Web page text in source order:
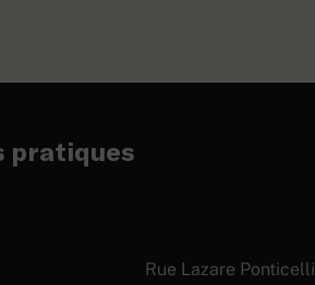
pratiques
Rue Lazare Ponticelli